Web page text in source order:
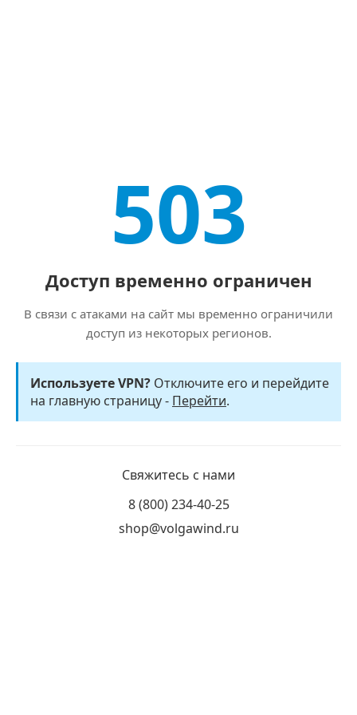
503
Доступ временно ограничен
В связи с атаками на сайт мы временно ограничили
доступ из некоторых регионов.
Используете VPN? Отключите его и перейдите
на главную страницу - Перейти.
Свяжитесь с нами
8 (800) 234-40-25
shop@volgawind.ru